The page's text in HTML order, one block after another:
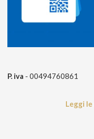
P. iva - 00494760861
Leggi